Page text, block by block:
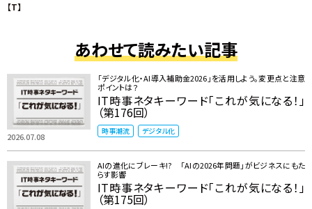
【T】
あわせて読みたい記事
2026.07.08
「デジタル化・AI導入補助金2026」を活用しよう。変更点と注意
ポイントは？
IT時事ネタキーワード「これが気になる！」
（第176回）
時事潮流 デジタル化
AIの進化にブレーキ!? 「AIの2026年問題」がビジネスにもた
らす影響
IT時事ネタキーワード「これが気になる！」
（第175回）